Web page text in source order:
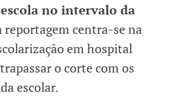
no intervalo da
reportagem centra-se na
em hospital
o corte com os
escolar.